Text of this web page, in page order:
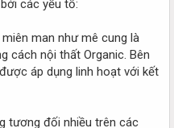
các yếu tố:
man như mê cung là
cách nội thất Organic. Bên
áp dụng linh hoạt với kết
tương đối nhiều trên các